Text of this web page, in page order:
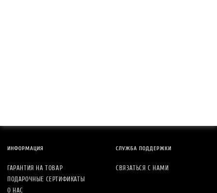
ИНФОРМАЦИЯ
ГАРАНТИЯ НА ТОВАР
ПОДАРОЧНЫЕ СЕРТИФИКАТЫ
О НАС
СЛУЖБА ПОДДЕРЖКИ
СВЯЗАТЬСЯ С НАМИ